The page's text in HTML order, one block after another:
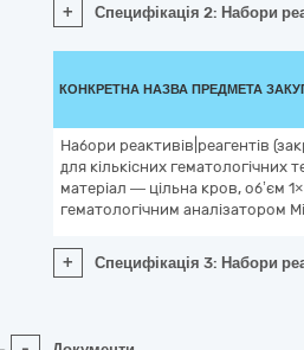
+ Специфікація 2: Набори
КОНКРЕТНА НАЗВА ПРЕДМЕТА
Набори реактивів|реагентів
для кількісних гематологічних
матеріал — цільна кров, об’єм
гематологічним аналізатором
+ Специфікація 3: Набори